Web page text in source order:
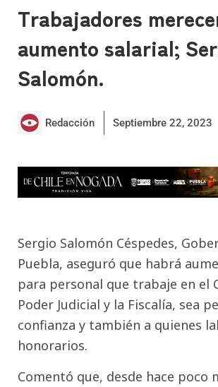
Trabajadores
aumento salarial;
Salomón.
Redacción Septiembre 22, 2023
Sergio Salomón Céspedes,
Puebla, aseguró que habrá
para personal que trabaje en el
Poder Judicial y la Fiscalía, sea
confianza y también a quienes
honorarios.
Comentó que, desde hace poco